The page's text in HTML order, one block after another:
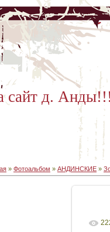
сайт д.
» Фотоальбом » АНДИНСКИЕ »